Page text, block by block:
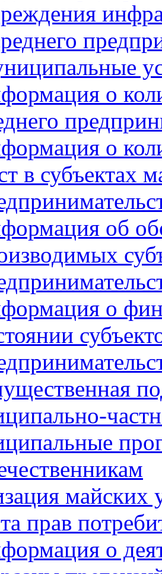
о
о
в субъектах
об
о
майских
прав
о